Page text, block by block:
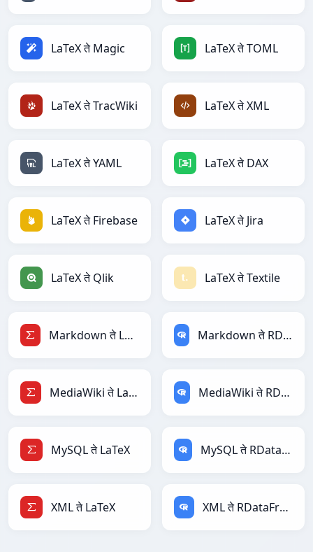
LaTeX ते Magic LaTeX ते TOML
LaTeX ते TracWiki LaTeX ते XML
LaTeX ते YAML LaTeX ते DAX
LaTeX ते Firebase LaTeX ते Jira
LaTeX ते Qlik LaTeX ते Textile
Markdown ते LaTeX Markdown ते RDataFrame
MediaWiki ते LaTeX MediaWiki ते RDataFrame
MySQL ते LaTeX MySQL ते RDataFrame
XML ते LaTeX XML ते RDataFrame